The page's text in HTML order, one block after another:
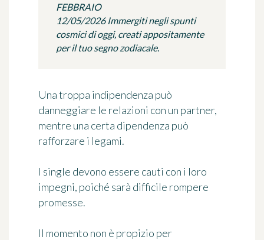
FEBBRAIO
12/05/2026 Immergiti negli spunti
cosmici di oggi, creati appositamente
per il tuo segno zodiacale.
Una troppa indipendenza può
danneggiare le relazioni con un partner,
mentre una certa dipendenza può
rafforzare i legami.
I single devono essere cauti con i loro
impegni, poiché sarà difficile rompere
promesse.
Il momento non è propizio per